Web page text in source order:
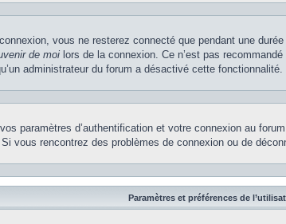
vous ne resterez connecté que pendant une
de moi lors de la connexion. Ce n’est pas
administrateur du forum a désactivé cette fonctionnalité.
paramètres d’authentification et votre connexion au
vous rencontrez des problèmes de connexion ou de
Paramètres et préférences de